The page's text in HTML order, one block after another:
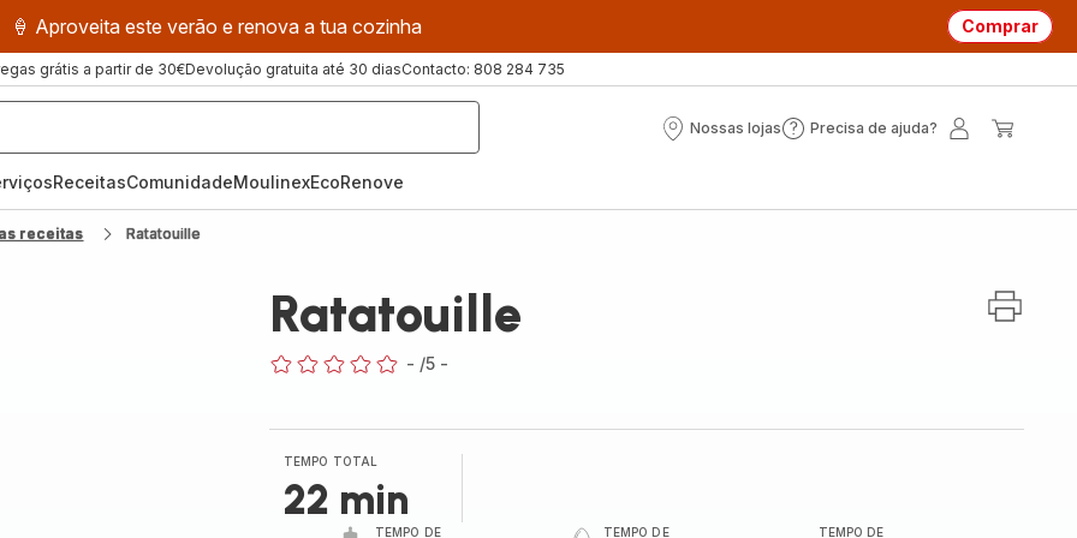
🍦 Aproveita este verão e renova a tua cozinha Comprar
grátis a partir de 30€Devolução gratuita até 30 diasContacto: 808 284 735
Nossas lojas
Nossas
Precisa de ajuda?
Precisa
ReceitasComunidadeMoulinexEcoRenove
receitas Ratatouille
Ratatouille
- /5 -
TEMPO TOTAL
22 min
TEMPO DE
TEMPO DE
TEMPO DE